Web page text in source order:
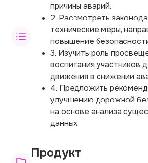
причины аварий.
2. Рассмотреть
технические меры,
повышение
3. Изучить роль
воспитания участников
движения в снижении
4. Предложить
улучшению дорожной
на основе анализа
данных.
Продукт